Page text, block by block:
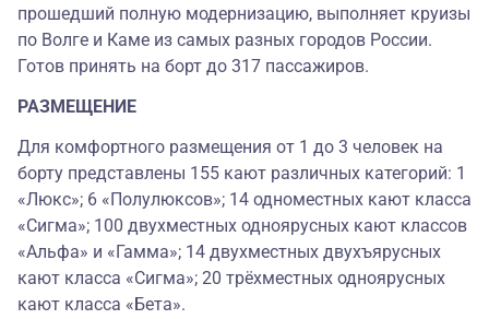
прошедший полную модернизацию, выполняет круизы
по Волге и Каме из самых разных городов России.
Готов принять на борт до 317 пассажиров.
РАЗМЕЩЕНИЕ
Для комфортного размещения от 1 до 3 человек на
борту представлены 155 кают различных категорий: 1
«Люкс»; 6 «Полулюксов»; 14 одноместных кают класса
«Сигма»; 100 двухместных одноярусных кают классов
«Альфа» и «Гамма»; 14 двухместных двухъярусных
кают класса «Сигма»; 20 трёхместных одноярусных
кают класса «Бета».